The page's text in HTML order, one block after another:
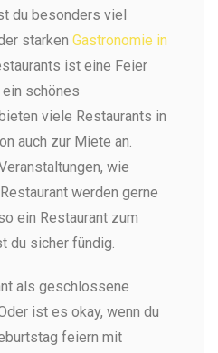
du besonders viel
starken Gastronomie in
ist eine Feier
ein schönes
viele Restaurants in
auch zur Miete an.
wie
werden gerne
ein Restaurant zum
du sicher fündig.
als geschlossene
ist es okay, wenn du
feiern mit